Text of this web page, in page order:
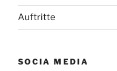
Auftritte
SOCIA MEDIA